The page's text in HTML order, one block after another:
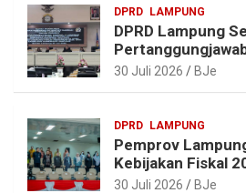
DPRD LAMPUNG
DPRD Lampung
Beri Sejumlah
30 Juli 2026 BJe
DPRD LAMPUNG
Pemprov
Kebijakan Fiskal
Realistis dan
30 Juli 2026 BJe